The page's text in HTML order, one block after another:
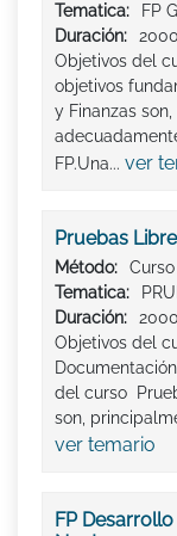
Tematica:
FP
Duración:
Objetivos del
objetivos
y Finanzas
FP.Una... ver
Pruebas
Método:
Tematica:
Duración:
Objetivos del
del curso
son,
ver temario
FP